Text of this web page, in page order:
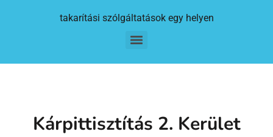
takarítási szólgáltatások egy helyen
Kárpittisztítás 2. Kerület